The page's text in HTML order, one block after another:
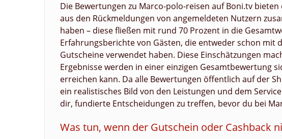
Die Bewertungen zu Marco-polo-reisen auf Boni.tv
aus den Rückmeldungen von angemeldeten Nutzern
haben – diese fließen mit rund 70 Prozent in die
Erfahrungsberichte von Gästen, die entweder schon
Gutscheine verwendet haben. Diese Einschätzungen
Ergebnisse werden in einer einzigen Gesamtbewertung
erreichen kann. Da alle Bewertungen öffentlich auf der
ein realistisches Bild von den Leistungen und dem
dir, fundierte Entscheidungen zu treffen, bevor du bei
Was tun, wenn der Gutschein oder Cashback